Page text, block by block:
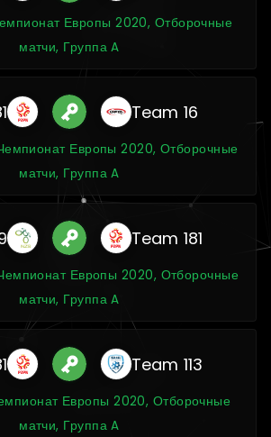
Европы 2020, Отборочные
матчи, Группа A
Team 16
Европы 2020, Отборочные
матчи, Группа A
Team 181
Европы 2020, Отборочные
матчи, Группа A
Team 113
Европы 2020, Отборочные
матчи, Группа A